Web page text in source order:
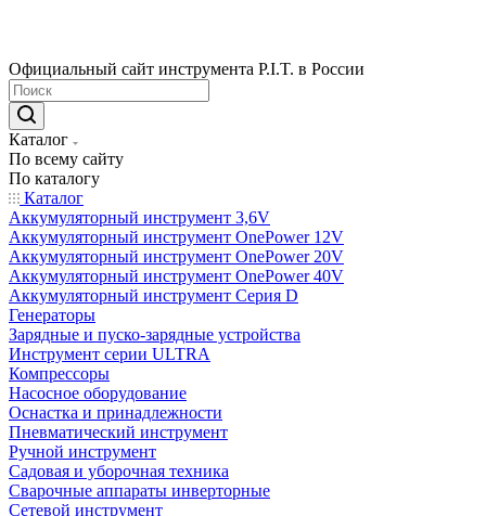
Официальный сайт инструмента P.I.T. в России
Каталог
По всему сайту
По каталогу
Каталог
Аккумуляторный инструмент 3,6V
Аккумуляторный инструмент OnePower 12V
Аккумуляторный инструмент OnePower 20V
Аккумуляторный инструмент OnePower 40V
Аккумуляторный инструмент Серия D
Генераторы
Зарядные и пуско-зарядные устройства
Инструмент серии ULTRA
Компрессоры
Насосное оборудование
Оснастка и принадлежности
Пневматический инструмент
Ручной инструмент
Садовая и уборочная техника
Сварочные аппараты инверторные
Сетевой инструмент